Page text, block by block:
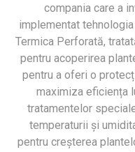
compania care a
implementat
Termica Perforată,
pentru acoperirea
pentru a oferi o
maximiza eficiența
tratamentelor
temperaturii și
pentru creșterea